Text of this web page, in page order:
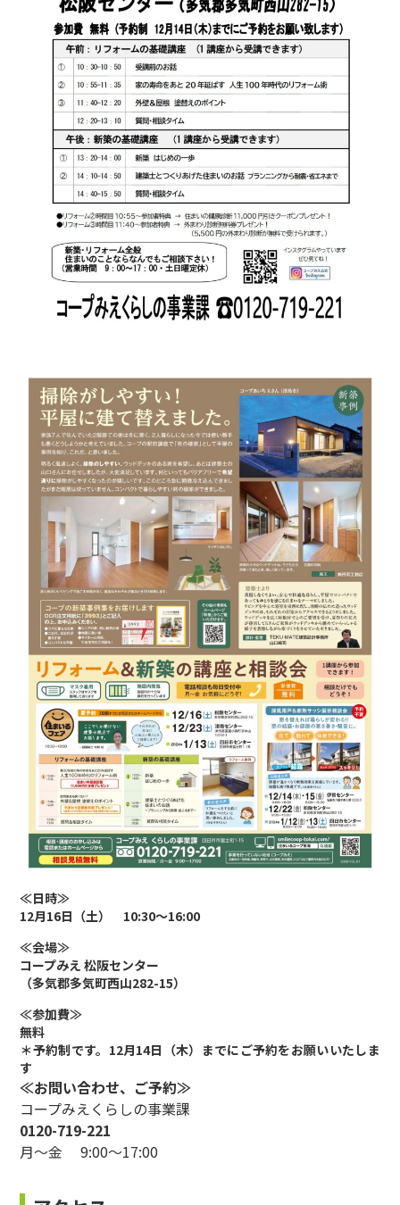
≪日時≫
12月16日（土）
10:30～16:00
≪会場≫
コープみえ 松阪センター
（多気郡多気町西山282-15）
≪参加費≫
無料
＊予約制です。 12月14日（木） までにご予約をお願いいたしま
す
≪お問い合わせ、ご予約≫
コープみえくらしの事業課
0120-719-221
月～金 9:00～17:00